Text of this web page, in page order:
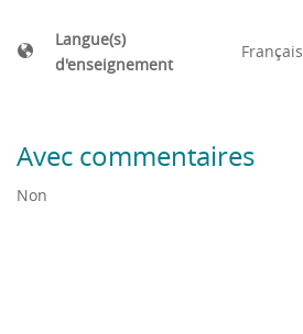
Langue(s)
d'enseignement
Français
Avec commentaires
Non